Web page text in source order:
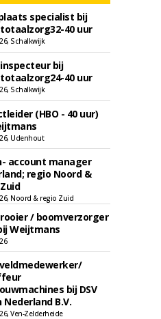
specialist bij
40 uur
Schalkwijk
bij
40 uur
Schalkwijk
(HBO - 40 uur)
Udenhout
account manager
regio Noord &
Noord & regio Zuid
/ boomverzorger
Weijtmans
bij DSV
Nederland B.V.
Ven-Zelderheide